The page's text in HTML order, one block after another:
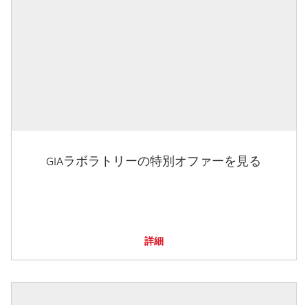
GIAラボラトリーの特別オファーを見る
詳細